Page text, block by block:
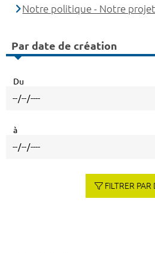
Notre politique - Notre
Par date de création
Du
à
FILTRER PAR